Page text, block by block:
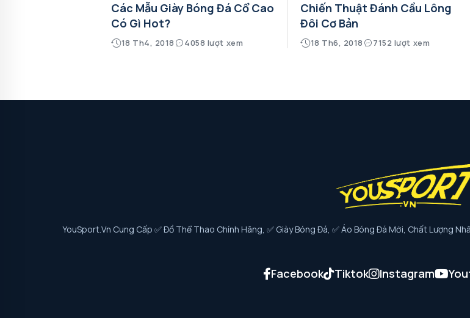
Các Mẫu Giày Bóng Đá Cổ Cao
Có Gì Hot?
18 Th4, 2018 4058 lượt xem
Chiến Thuật Đánh Cầu Lông
Đôi Cơ Bản
18 Th6, 2018 7152 lượt xem
YouSport.vn Cung Cấp ✅ Đồ Thể Thao Chính Hãng, ✅ Giày Bóng Đá, ✅ Áo Bóng Đá Mới, Chất Lượng
Facebook Tiktok Instagram